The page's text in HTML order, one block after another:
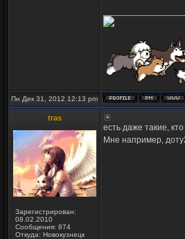
Пн Дек 31, 2012 12:13 pm
tras
Зарегистрирован:
08.02.2010
Сообщения: 874
Откуда: Новокузнецк
есть даже такие,
Мне например,